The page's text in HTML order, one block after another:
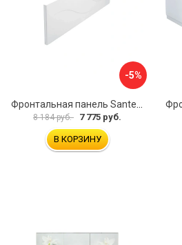
-5%
8 184 руб. 7 775 руб.
В КОРЗИНУ